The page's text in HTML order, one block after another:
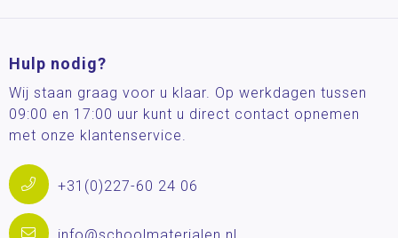
Hulp nodig?
Wij staan graag voor u klaar. Op werkdagen tussen
09:00 en 17:00 uur kunt u direct contact opnemen
met onze klantenservice.
+31(0)227-60 24 06